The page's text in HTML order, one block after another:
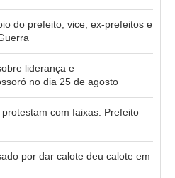
do prefeito, vice, ex-prefeitos e
liderança e
no dia 25 de agosto
com faixas: Prefeito
por dar calote deu calote em